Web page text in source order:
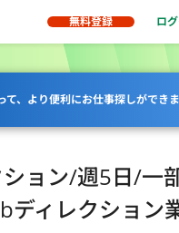
無料登録 ロ
、より便利にお仕事探しができま
ション/週5日/一
ディレクション